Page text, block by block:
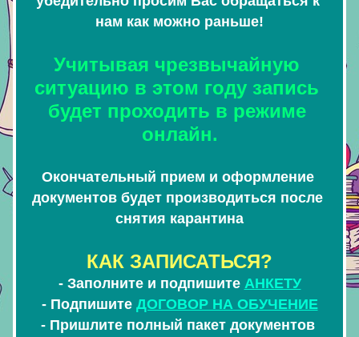
нам как можно раньше!
Учитывая чрезвычайную
ситуацию в этом году запись
будет проходить в режиме
онлайн.
Окончательный прием и оформление
документов будет производиться после
снятия карантина
КАК ЗАПИСАТЬСЯ?
- Заполните и подпишите АНКЕТУ
- Подпишите ДОГОВОР НА ОБУЧЕНИЕ
- Пришлите полный пакет документов